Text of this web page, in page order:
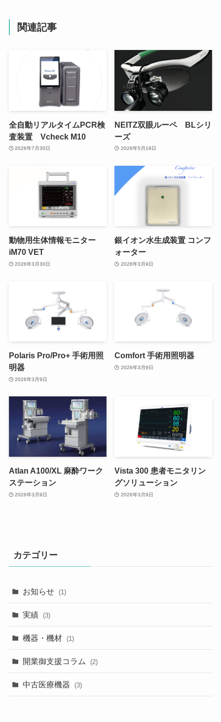
関連記事
全自動リアルタイムPCR検
査装置 Vcheck M10
2026年7月30日
NEITZ双眼ルーペ BLシリ
ーズ
2026年5月19日
動物用生体情報モニター
iM70 VET
2026年3月30日
銀イオン水生成装置 コンフ
ォーター
2026年3月9日
Polaris Pro/Pro+ 手術用照
明器
2026年3月9日
Comfort 手術用照明器
2026年3月9日
Atlan A100/XL 麻酔ワーク
ステーション
2026年3月9日
Vista 300 患者モニタリン
グソリューション
2026年3月9日
カテゴリー
お知らせ (1)
実績 (3)
機器・機材 (1)
開業御支援コラム (2)
中古医療機器 (3)